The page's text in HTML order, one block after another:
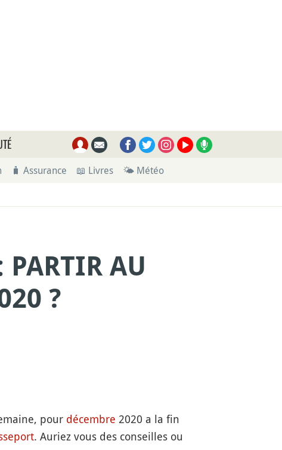
🧳 Assurance 📖 Livres 🌤 Météo
PARTIR AU
?
pour décembre 2020 a la fin
. Auriez vous des conseilles ou